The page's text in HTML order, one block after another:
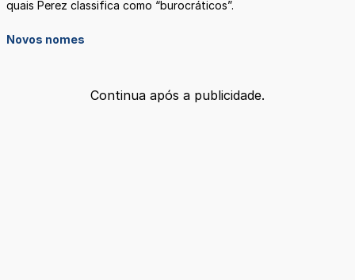
quais Perez classifica como “burocráticos”.
Novos nomes
Continua após a publicidade.